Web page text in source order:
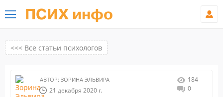
ПСИХ инфо
<<< Все статьи психологов
АВТОР: ЗОРИНА ЭЛЬВИРА
21 декабря 2020 г.
184
0